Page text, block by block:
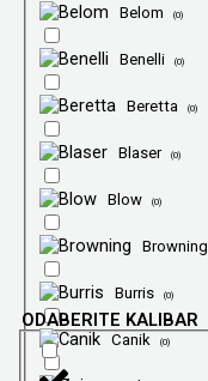
Belom (0)
Benelli (0)
Beretta (0)
Blaser (0)
Blow (0)
Browning
Burris (0)
Canik (0)
ODABERITE KALIBAR